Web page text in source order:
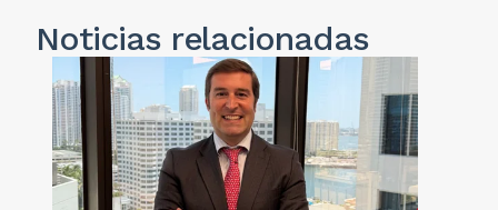
Noticiasrelacionadas